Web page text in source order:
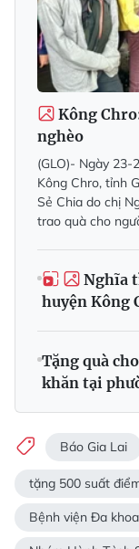
Kông
nghèo
(GLO)- Ngày 23-
Kông Chro, tỉnh
Sẻ Chia do chị
trao quà cho
Nghĩa
huyện Kông
Tặng quà
khăn tại
Báo Gia Lai
tặng 500 suất
Bệnh viện Đa